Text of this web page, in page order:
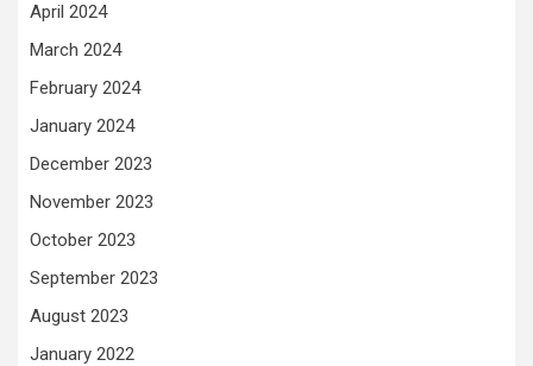
April 2024
March 2024
February 2024
January 2024
December 2023
November 2023
October 2023
September 2023
August 2023
January 2022